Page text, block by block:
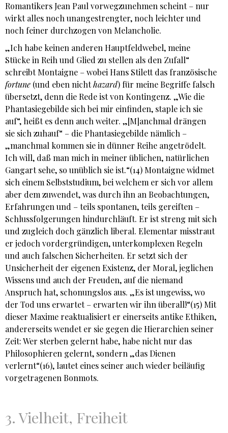
Romantikers Jean Paul vorwegzunehmen scheint – nur
wirkt alles noch unangestrengter, noch leichter und
noch feiner durchzogen von Melancholie.
„Ich habe keinen anderen Hauptfeldwebel, meine
Stücke in Reih und Glied zu stellen als den Zufall“
schreibt Montaigne – wobei Hans Stilett das französische
fortune (und eben nichthazard) für meine Begriffe falsch
übersetzt, denn die Rede ist von Kontingenz. „Wie die
Phantasiegebilde sich bei mir einfinden, staple ich sie
auf“, heißt es denn auch weiter. „[M]anchmal drängen
sie sich zuhauf“ – die Phantasiegebilde nämlich –
„manchmal kommen sie in dünner Reihe angetrödelt.
Ich will, daß man mich in meiner üblichen, natürlichen
Gangart sehe, so unüblich sie ist.“(14) Montaigne widmet
sich einem Selbststudium, bei welchem er sich vor allem
aber dem zuwendet, was durch ihn an Beobachtungen,
Erfahrungen und – teils spontanen, teils gereiften –
Schlussfolgerungen hindurchläuft. Er ist streng mit sich
und zugleich doch gänzlich liberal. Elementar misstraut
er jedoch vordergründigen, unterkomplexen Regeln
und auch falschen Sicherheiten. Er setzt sich der
Unsicherheit der eigenen Existenz, der Moral, jeglichen
Wissens und auch der Freuden, auf die niemand
Anspruch hat, schonungslos aus. „Es ist ungewiss, wo
der Tod uns erwartet – erwarten wir ihn überall!“(15) Mit
dieser Maxime reaktualisiert er einerseits antike Ethiken,
andererseits wendet er sie gegen die Hierarchien seiner
Zeit: Wer sterben gelernt habe, habe nicht nur das
Philosophieren gelernt, sondern „das Dienen
verlernt“(16), lautet eines seiner auch wieder beiläufig
vorgetragenen Bonmots.
3. Vielheit, Freiheit